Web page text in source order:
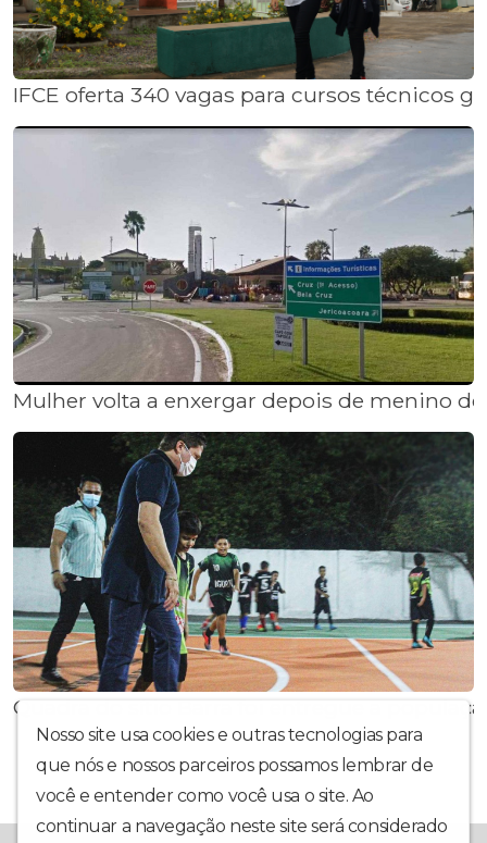
IFCE oferta 340 vagas para cursos técnicos
Mulher volta a enxergar depois de menino
Quadra do sítio Barra foi entregue a
Nosso site usa cookies e outras tecnologias para
que nós e nossos parceiros possamos lembrar de
você e entender como você usa o site. Ao
continuar a navegação neste site será considerado